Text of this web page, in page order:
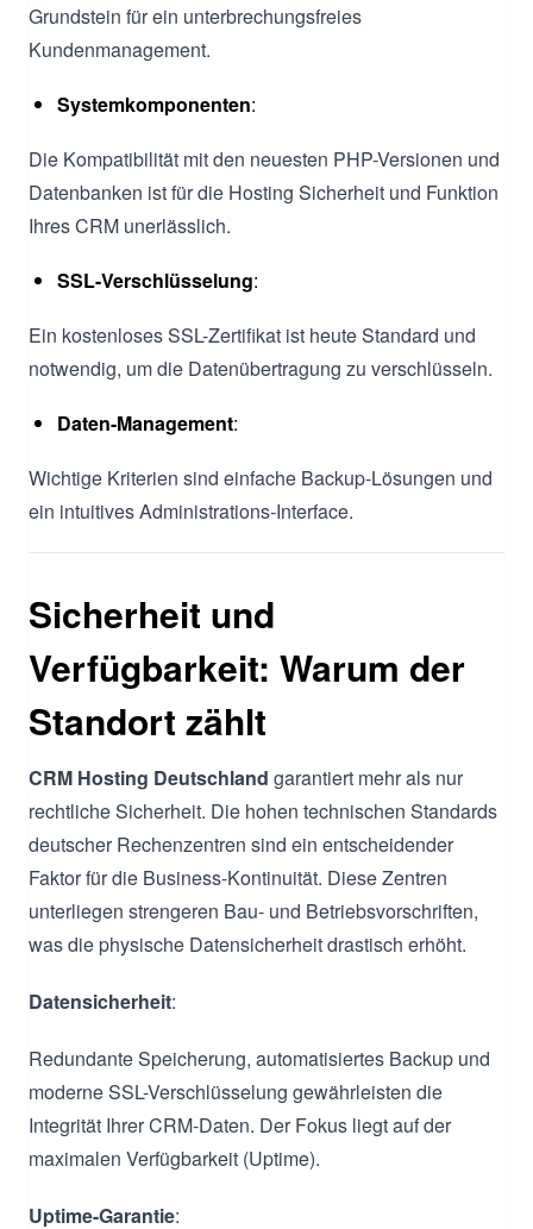
Grundstein für ein unterbrechungsfreies
Kundenmanagement.
Systemkomponenten:
Die Kompatibilität mit den neuesten PHP-Versionen und
Datenbanken ist für die Hosting Sicherheit und Funktion
Ihres CRM unerlässlich.
SSL-Verschlüsselung:
Ein kostenloses SSL-Zertifikat ist heute Standard und
notwendig, um die Datenübertragung zu verschlüsseln.
Daten-Management:
Wichtige Kriterien sind einfache Backup-Lösungen und
ein intuitives Administrations-Interface.
Sicherheit und
Verfügbarkeit: Warum der
Standort zählt
CRM Hosting Deutschland garantiert mehr als nur
rechtliche Sicherheit. Die hohen technischen Standards
deutscher Rechenzentren sind ein entscheidender
Faktor für die Business-Kontinuität. Diese Zentren
unterliegen strengeren Bau- und Betriebsvorschriften,
was die physische Datensicherheit drastisch erhöht.
Datensicherheit:
Redundante Speicherung, automatisiertes Backup und
moderne SSL-Verschlüsselung gewährleisten die
Integrität Ihrer CRM-Daten. Der Fokus liegt auf der
maximalen Verfügbarkeit (Uptime).
Uptime-Garantie: